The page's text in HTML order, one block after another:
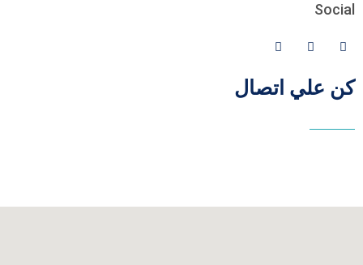
Social
كن علي اتصال